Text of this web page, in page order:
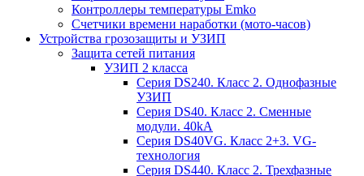
Контроллеры температуры Emko
Счетчики времени наработки (мото-часов)
Устройства грозозащиты и УЗИП
Защита сетей питания
УЗИП 2 класса
Серия DS240. Класс 2. Однофазные
УЗИП
Серия DS40. Класс 2. Сменные
модули. 40kA
Серия DS40VG. Класс 2+3. VG-
технология
Серия DS440. Класс 2. Трехфазные